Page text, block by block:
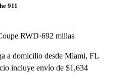
911
RWD 692 millas
a domicilio desde Miami, FL
incluye envío de $1,634